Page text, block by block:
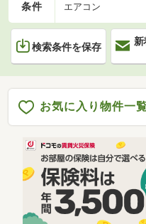
条件 エアコン
検索条件を保存
新
お気に入り物件一